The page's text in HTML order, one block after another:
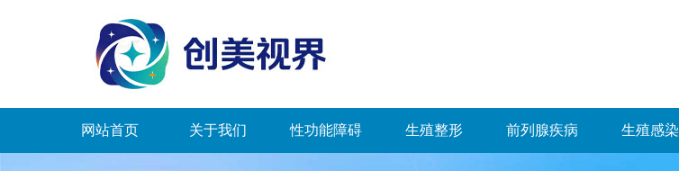
网站首页 关于我们 性功能障碍 生殖整形 前列腺疾病 生殖感染